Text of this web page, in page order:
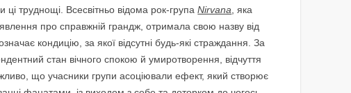
труднощі. Всесвітньо відома рок-групаNirvana , яка
про справжній грандж, отримала свою назву від
кондицію, за якої відсутні будь-які страждання. За
стан вічного спокою й умиротворення, відчуття
що учасники групи асоціювали ефект, який створює